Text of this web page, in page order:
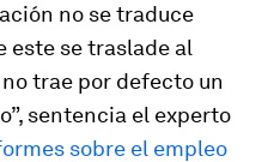
no se traduce
este se traslade al
trae por defecto un
sentencia el experto
sobre el empleo